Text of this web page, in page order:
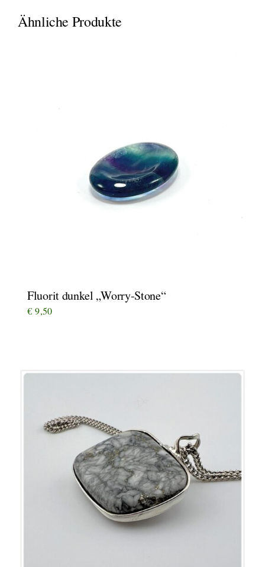
Ähnliche Produkte
Fluorit dunkel „Worry-Stone“
€ 9,50